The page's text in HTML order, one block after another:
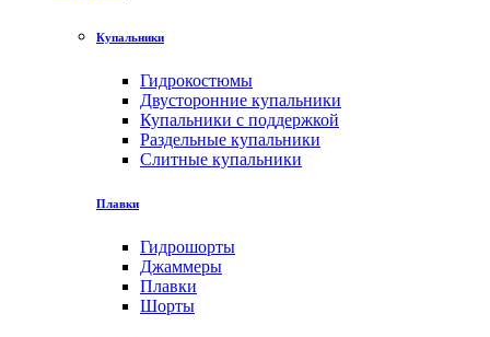
Купальники
Гидрокостюмы
Двусторонние купальники
Купальники с поддержкой
Раздельные купальники
Слитные купальники
Плавки
Гидрошорты
Джаммеры
Плавки
Шорты